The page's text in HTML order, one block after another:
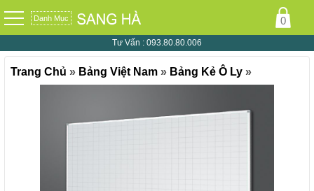
Danh Mục
Tư Vấn : 093.80.80.006
Trang Chủ » Bảng Việt Nam » Bảng Kẻ Ô Ly »